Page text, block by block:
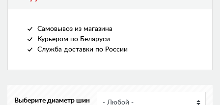
Самовывоз из магазина
Курьером по Беларуси
Служба доставки по России
Выберите диаметр шин